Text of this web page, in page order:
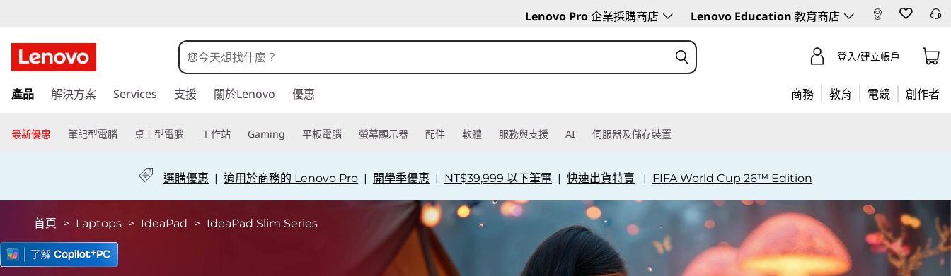
e
n
o
v
d
a
Lenovo Pro企業採購商店 Lenovo Education 教育商店
至
要
登入/建立帳戶
產品 解決方案 Services 支援 關於Lenovo 優惠 商務 教育 電競 創作者
最新優惠 筆記型電腦 桌上型電腦 工作站 Gaming 平板電腦 螢幕顯示器 配件 軟體 服務與支援 AI 伺服器及儲存裝置
選購優惠 | 適用於商務的 Lenovo Pro| 開學季優惠 | NT$39,999 以下筆電 | 快速出貨特賣 | FIFA World Cup 26™ Edition
首頁 > Laptops > IdeaPad > IdeaPad Slim Series